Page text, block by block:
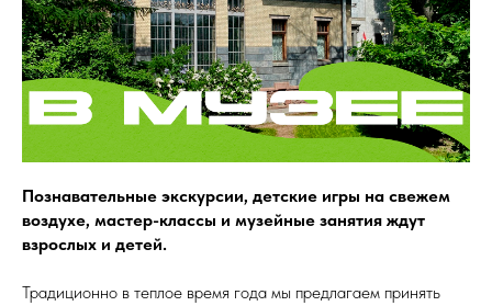
Познавательные экскурсии, детские игры на свежем
воздухе, мастер-классы и музейные занятия ждут
взрослых и детей.
Традиционно в теплое время года мы предлагаем принять